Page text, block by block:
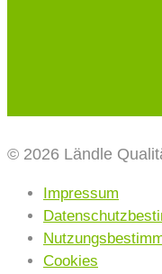
© 2026 Ländle
Impressum
Cookies